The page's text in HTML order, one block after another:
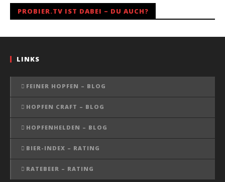
PROBIER.TV IST DABEI – DU AUCH?
LINKS
FEINER HOPFEN – BLOG
HOPFEN CRAFT – BLOG
HOPFENHELDEN – BLOG
BIER-INDEX – RATING
RATEBEER – RATING